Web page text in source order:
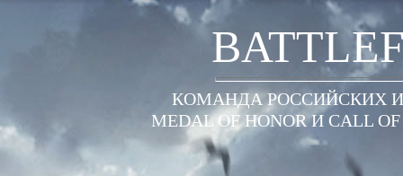
КОМАНДА РОССИЙСКИХ
MEDAL OF HONOR И